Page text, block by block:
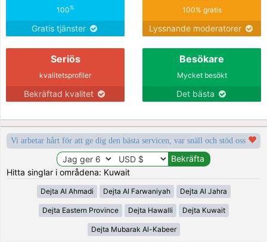
100%
Gratis tjänster
100% gratis
Lyssnande moderatorer
Seriös
kvalitetsprofiler
Bekräftad kvalitet
Besökare
Mycket besökt
Det bästa
Vi arbetar hårt för att ge dig den bästa servicen, var snäll och stöd oss
Hitta singlar i områdena: Kuwait
Dejta Al Ahmadi Dejta Al Farwaniyah Dejta Al Jahra
Dejta Eastern Province Dejta Hawalli Dejta Kuwait
Dejta Mubarak Al-Kabeer